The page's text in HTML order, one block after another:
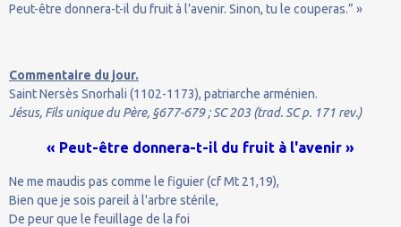
Peut-être donnera-t-il du fruit à l’avenir. Sinon, tu le couperas.” »
Commentaire du jour.
Saint Nersès Snorhali (1102-1173), patriarche arménien.
Jésus, Fils unique du Père, §677-679 ; SC 203 (trad. SC p. 171 rev.)
« Peut-être donnera-t-il du fruit à l'avenir »
Ne me maudis pas comme le figuier (cf Mt 21,19),
Bien que je sois pareil à l'arbre stérile,
De peur que le feuillage de la foi